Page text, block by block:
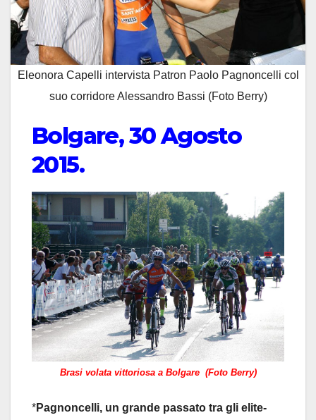
Eleonora Capelli intervista Patron Paolo Pagnoncelli col
suo corridore Alessandro Bassi (Foto Berry)
Bolgare, 30 Agosto
2015.
Brasi volata vittoriosa a Bolgare (Foto Berry)
*Pagnoncelli, un grande passato tra gli elite-